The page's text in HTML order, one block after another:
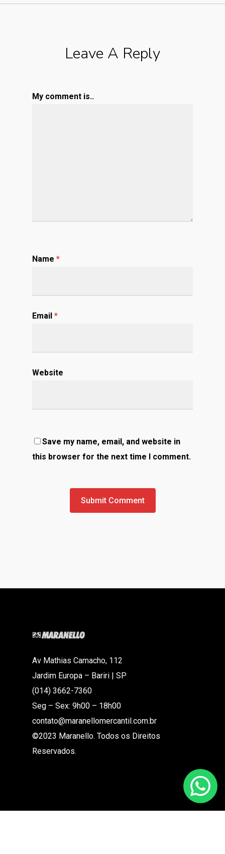
Leave A Reply
My comment is..
Name *
Email *
Website
Save my name, email, and website in
this browser for the next time I comment.
Av Mathias Camacho, 112
Jardim Europa – Bariri | SP
(014) 3662-7360
Seg – Sex: 9h00 – 18h00
contato@maranellomercantil.com.br
©2023 Maranello. Todos os Direitos
Reservados.